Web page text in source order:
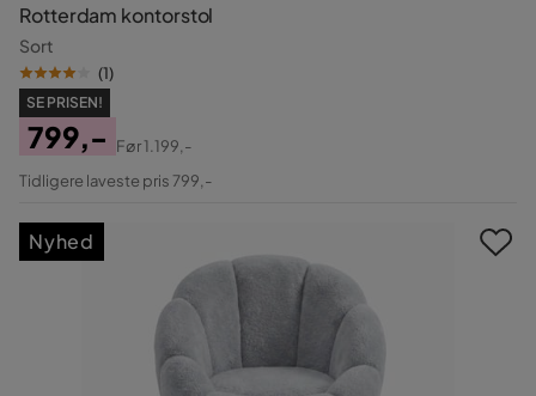
Rotterdam kontorstol
Sort
(1)
SE PRISEN!
Pris
799,-
Original
Før1.199,-
Tidligere laveste pris 799,-
Nyhed